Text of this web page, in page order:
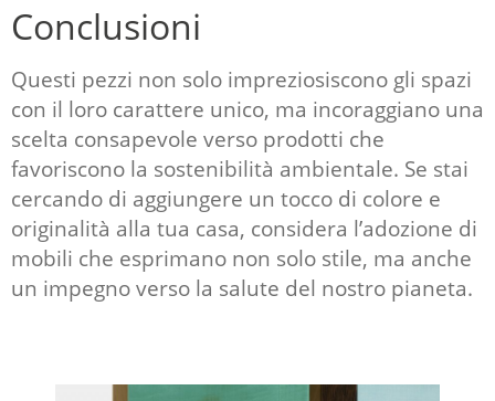
Conclusioni
Questi pezzi non solo impreziosiscono gli spazi
con il loro carattere unico, ma incoraggiano una
scelta consapevole verso prodotti che
favoriscono la sostenibilità ambientale. Se stai
cercando di aggiungere un tocco di colore e
originalità alla tua casa, considera l’adozione di
mobili che esprimano non solo stile, ma anche
un impegno verso la salute del nostro pianeta.